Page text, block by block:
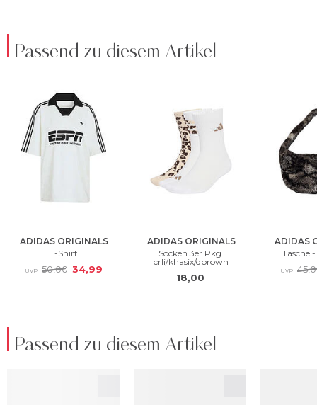
Passend zu diesem Artikel
Passend zu diesem Artikel